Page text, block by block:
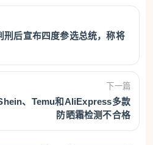
刑后宣布四度参选总统，称将
下一篇
、Temu和AliExpress多款
防晒霜检测不合格